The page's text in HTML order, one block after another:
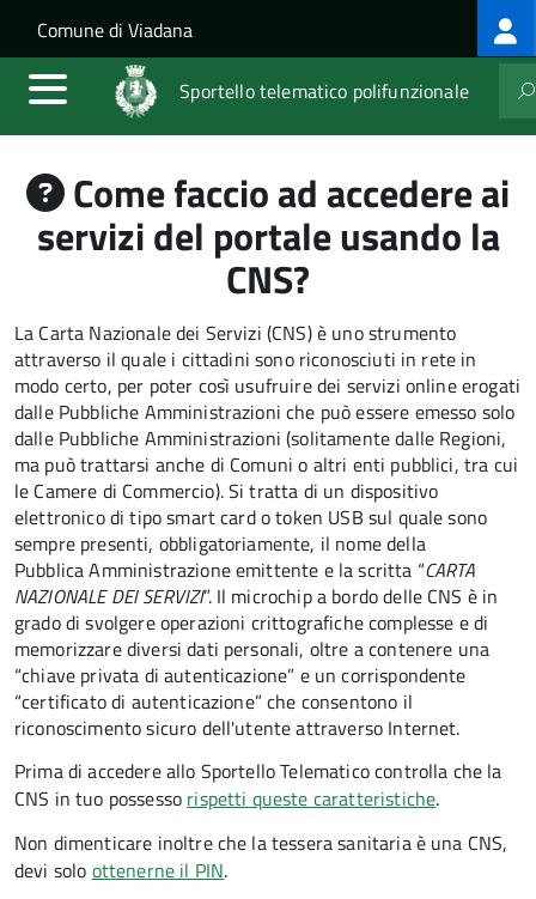
Salta al contenuto principale
Skip to site navigation
Comune di Viadana
Sportello telematico polifunzionale
Come faccio ad accedere ai
servizi del portale usando la
CNS?
La Carta Nazionale dei Servizi (CNS) è uno strumento
attraverso il quale i cittadini sono riconosciuti in rete in
modo certo, per poter così usufruire dei servizi online erogati
dalle Pubbliche Amministrazioni che può essere emesso solo
dalle Pubbliche Amministrazioni (solitamente dalle Regioni,
ma può trattarsi anche di Comuni o altri enti pubblici, tra cui
le Camere di Commercio).Si tratta di un dispositivo
elettronico di tiposmart cardo token USB sul quale sono
sempre presenti, obbligatoriamente, il nome della
Pubblica Amministrazione emittente e la scritta “CARTA
NAZIONALE DEI SERVIZI”. Il microchip a bordo delle CNS è in
grado di svolgere operazioni crittografiche complesse e di
memorizzare diversi dati personali, oltre a contenere una
“chiave privata di autenticazione” e un corrispondente
“certificato di autenticazione” che consentono il
riconoscimento sicuro dell'utente attraverso Internet.
Prima di accedere allo Sportello Telematico controlla che la
CNS in tuo possesso rispetti queste caratteristiche.
Non dimenticare inoltre che la tessera sanitaria è una CNS,
devi solo ottenerne il PIN.